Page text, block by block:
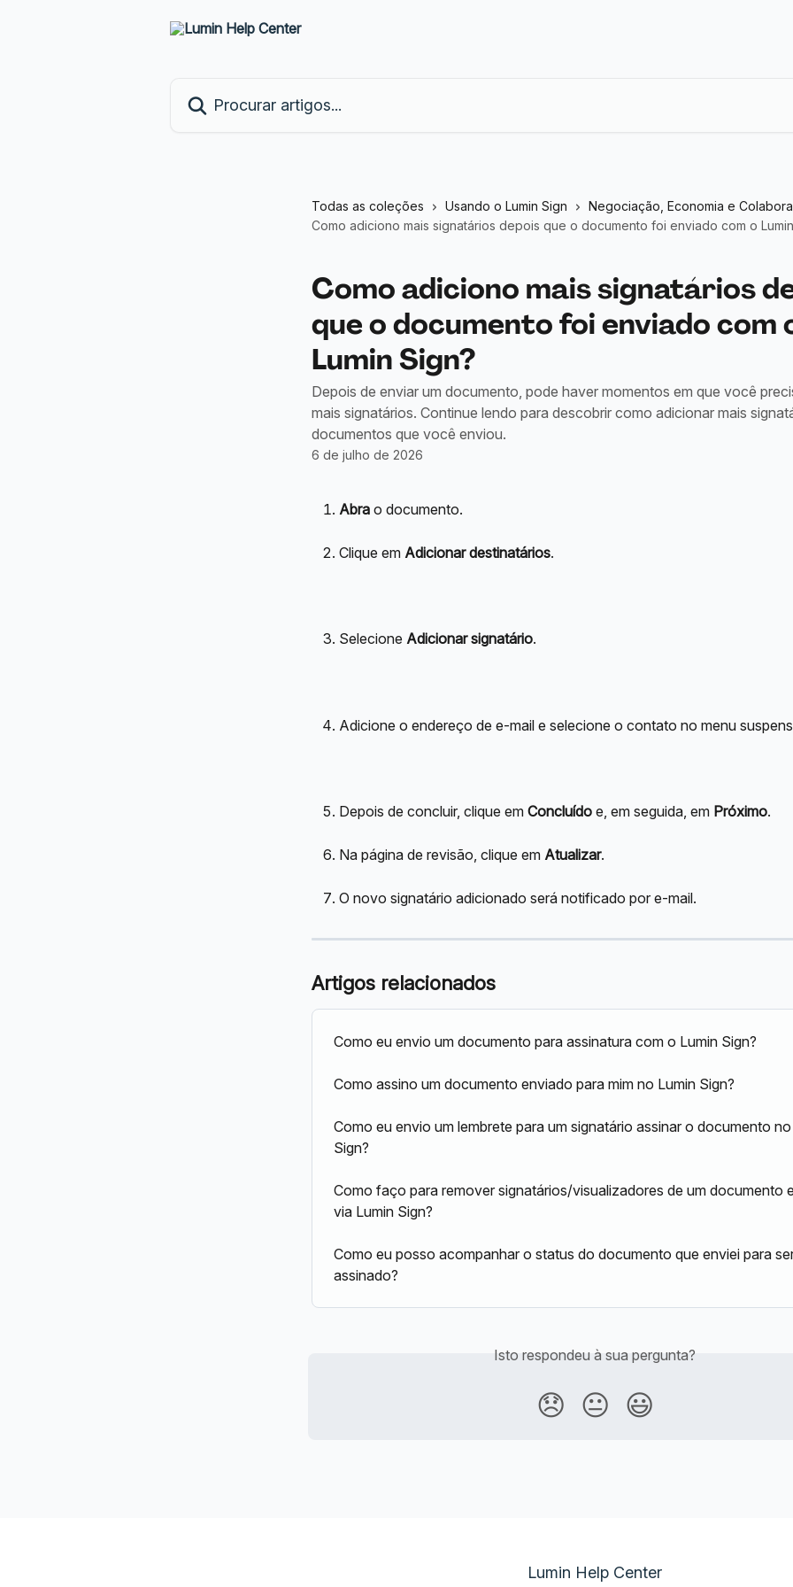
Todas as coleções Usando o Lumin Sign
Negociação, Economia e
Como adiciono mais signatários depois que o documento foi enviado com o
Como adiciono mais signatários
que o documento foi enviado com
Lumin Sign?
Depois de enviar um documento, pode haver momentos em que você
mais signatários. Continue lendo para descobrir como adicionar mais
documentos que você enviou.
6 de julho de 2026
Abra o documento.
Clique em Adicionar destinatários.
Selecione Adicionar signatário.
Adicione o endereço de e-mail e selecione o contato no menu
Depois de concluir, clique em Concluído e, em seguida, em Próximo.
Na página de revisão, clique em Atualizar.
O novo signatário adicionado será notificado por e-mail.
Artigos relacionados
Como eu envio um documento para assinatura com o Lumin Sign?
Como assino um documento enviado para mim no Lumin Sign?
Como eu envio um lembrete para um signatário assinar o documento
Sign?
Como faço para remover signatários/visualizadores de um documento
via Lumin Sign?
Como eu posso acompanhar o status do documento que enviei para
assinado?
Isto respondeu à sua pergunta?
😞 😐 😃
Lumin Help Center